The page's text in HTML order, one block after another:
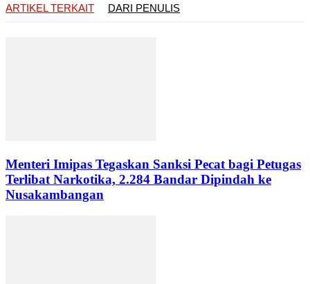
ARTIKEL TERKAIT
DARI PENULIS
Menteri Imipas Tegaskan Sanksi Pecat bagi Petugas
Terlibat Narkotika, 2.284 Bandar Dipindah ke
Nusakambangan